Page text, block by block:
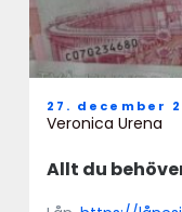
Allt du
27. december
Veronica Urena